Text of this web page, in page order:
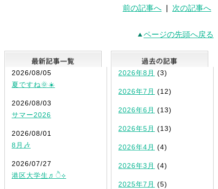
前の記事へ 次の記事へ
ページの先頭へ戻る
最新記事一覧
2026/08/05
夏ですね🌞☀️
2026/08/03
サマー2026
2026/08/01
8月🎶
2026/07/27
港区大学生♬ੈ⟡
2026年8月 (3)
2026年7月 (12)
2026年6月 (13)
2026年5月 (13)
2026年4月 (4)
2026年3月 (4)
2025年7月 (5)